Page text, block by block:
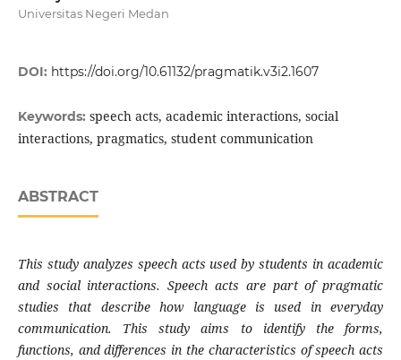
Universitas Negeri Medan
DOI: https://doi.org/10.61132/pragmatik.v3i2.1607
Keywords: speech acts, academic interactions, social
interactions, pragmatics, student communication
ABSTRACT
This study analyzes speech acts used by students in academic
and social interactions. Speech acts are part of pragmatic
studies that describe how language is used in everyday
communication. This study aims to identify the forms,
functions, and differences in the characteristics of speech acts